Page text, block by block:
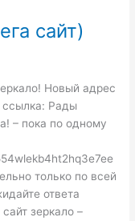
сайт)
Новый адрес
Рады
– пока по одному
только по всей
ответа
зеркало –